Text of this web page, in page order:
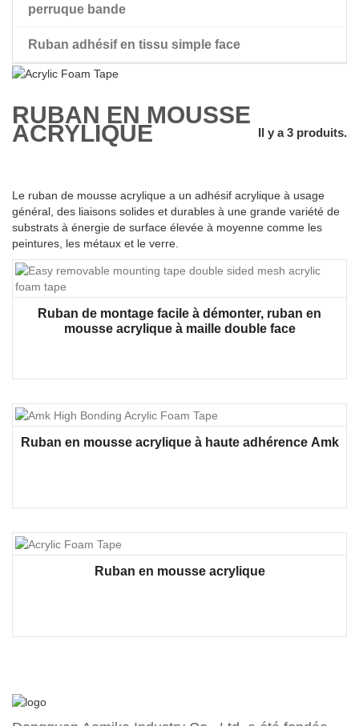
perruque bande
perruque ruban adhésif double face
Ruban adhésif en tissu simple face
RUBAN EN MOUSSE
ACRYLIQUE Il y a 3 produits.
Le ruban de mousse acrylique a un adhésif acrylique à usage
général, des liaisons solides et durables à une grande variété de
substrats à énergie de surface élevée à moyenne comme les
peintures, les métaux et le verre.
Ruban de montage facile à démonter, ruban en
mousse acrylique à maille double face
Ruban en mousse acrylique à haute adhérence Amk
Ruban en mousse acrylique